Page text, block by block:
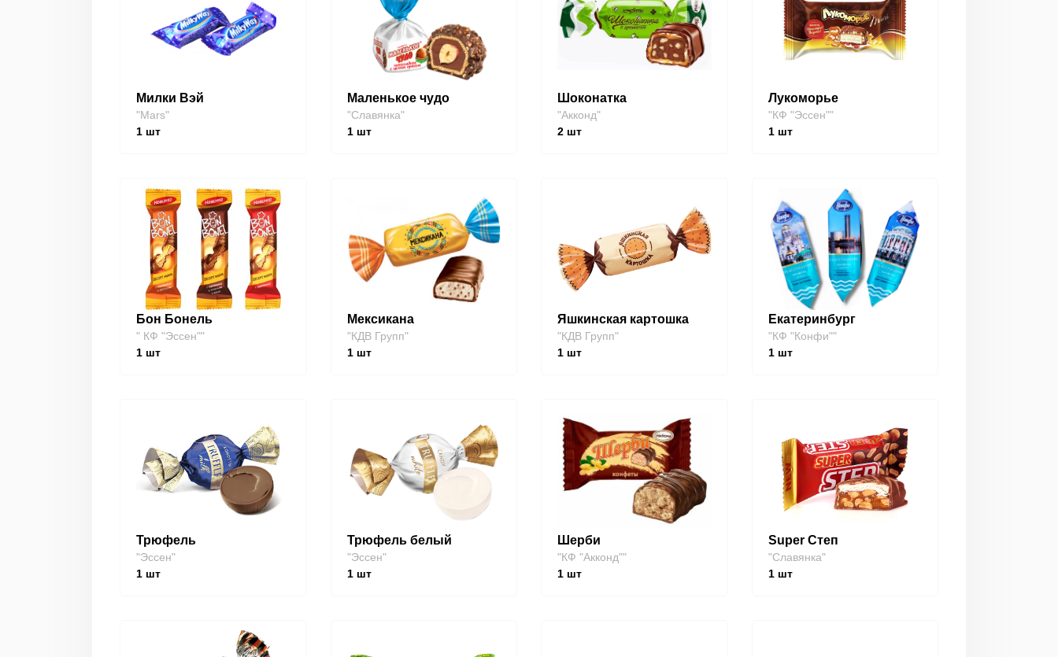
Милки Вэй
"Mars"
1 шт
Маленькое чудо
"Славянка"
1шт
Шоконатка
"Акконд"
2 шт
Лукоморье
"КФ "Эссен""
1шт
Бон Бонель
" КФ "Эссен""
1 шт
Мексикана
"КДВ Групп"
1шт
Яшкинская картошка
"КДВ Групп"
1 шт
Екатеринбург
"КФ "Конфи""
1шт
Трюфель
"Эссен"
1 шт
Трюфель белый
"Эссен"
1шт
Шерби
"КФ "Акконд""
1 шт
Super Степ
"Славянка"
1шт